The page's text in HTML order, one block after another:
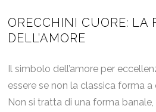
ORECCHINI CUORE: LA
DELL’AMORE
Il simbolo dell’amore per
essere se non la classica forma a
Non si tratta di una forma